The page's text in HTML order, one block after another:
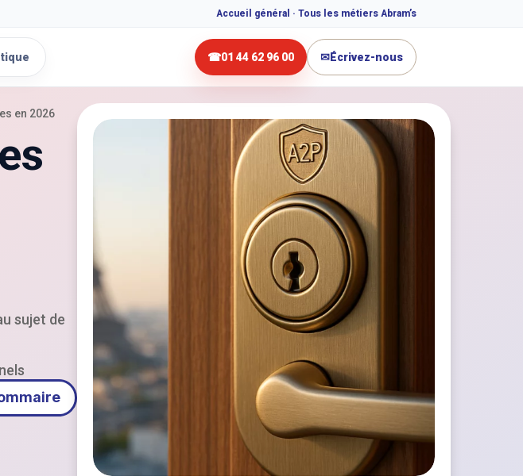
Accueil général · Tous les métiers Abram’s
☎01 44 62 96 00 ✉Écrivez-nous
en 2026
sujet de